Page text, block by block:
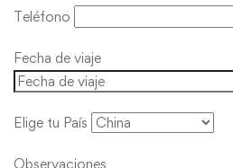
Teléfono
Fecha de viaje
Elige tu País
Observaciones